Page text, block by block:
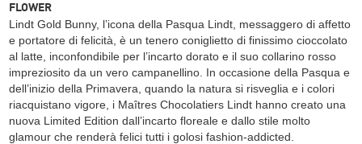
FLOWER
Lindt Gold Bunny, l’icona della Pasqua Lindt, messaggero di affetto
e portatore di felicità, è un tenero coniglietto di finissimo cioccolato
al latte, inconfondibile per l’incarto dorato e il suo collarino rosso
impreziosito da un vero campanellino. In occasione della Pasqua e
dell’inizio della Primavera, quando la natura si risveglia e i colori
riacquistano vigore, i Maîtres Chocolatiers Lindt hanno creato una
nuova Limited Edition dall’incarto floreale e dallo stile molto
glamour che renderà felici tutti i golosi fashion-addicted.